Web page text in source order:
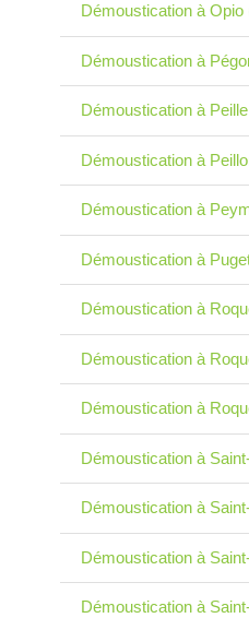
Démoustication à Opio
Démoustication à
Démoustication à
Démoustication à
Démoustication à
Démoustication à
Démoustication à
Démoustication à
Démoustication à
Démoustication à
Démoustication à
Démoustication à
Démoustication à